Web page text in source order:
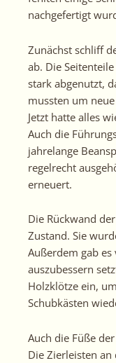
nachgefertigt
Zunächst schliff
ab. Die
stark abgenutzt,
mussten um
Jetzt hatte alles
Auch die
jahrelange
regelrecht
erneuert.
Die Rückwand
Zustand. Sie
Außerdem gab
auszubessern
Holzklötze ein,
Schubkästen
Auch die Füße
Die Zierleisten